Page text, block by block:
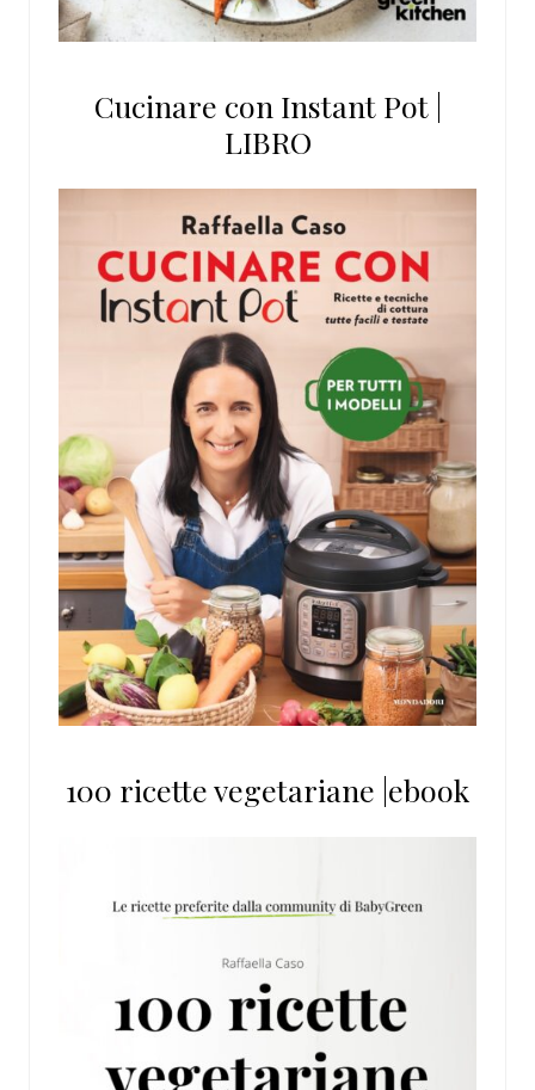
Cucinare con Instant Pot |
LIBRO
100 ricette vegetariane |ebook